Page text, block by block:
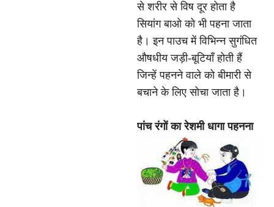
से शरीर से विष दूर होता है
सियांग बाओ को भी पहना जाता
है। इन पाउच में विभिन्न सुगंधित
औषधीय जड़ी-बूटियाँ होती हैं
जिन्हें पहनने वाले को बीमारी से
बचाने के लिए सोचा जाता है।
पांच रंगों का रेशमी धागा पहनना